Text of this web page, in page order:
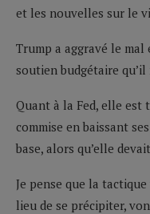
et les nouvelles sur le
Trump a aggravé le
soutien budgétaire
Quant à la Fed, elle est
commise en baissant
base, alors qu’elle
Je pense que la
lieu de se précipiter,